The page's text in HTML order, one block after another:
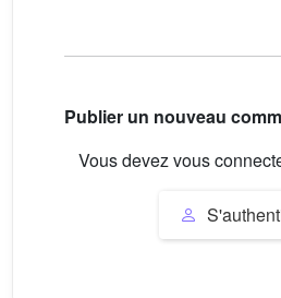
Publier un nouveau
Vous devez vous